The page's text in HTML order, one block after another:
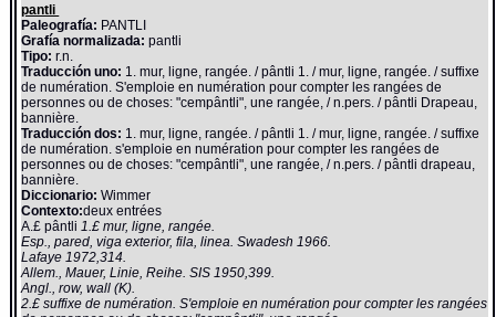
pantli
Paleografía: PANTLI
Grafía normalizada: pantli
Tipo: r.n.
Traducción uno: 1. mur, ligne, rangée. / pântli 1. / mur, ligne, rangée. / suffixe
de numération. S'emploie en numération pour compter les rangées de
personnes ou de choses: "cempântli", une rangée, / n.pers. / pântli Drapeau,
bannière.
Traducción dos: 1. mur, ligne, rangée. / pântli 1. / mur, ligne, rangée. / suffixe
de numération. s'emploie en numération pour compter les rangées de
personnes ou de choses: "cempântli", une rangée, / n.pers. / pântli drapeau,
bannière.
Diccionario:Wimmer
Contexto:deux entrées
A.£ pântli 1.£ mur, ligne, rangée.
Esp., pared, viga exterior, fila, linea. Swadesh 1966.
Lafaye 1972,314.
Allem., Mauer, Linie, Reihe. SIS 1950,399.
Angl., row, wall (K).
2.£ suffixe de numération. S'emploie en numération pour compter les rangées